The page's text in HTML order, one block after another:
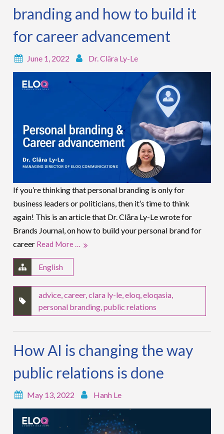
branding and how to build it
for career advancement
June 1, 2022 Dr. Clāra Ly-Le
If you’re thinking that personal branding is only for
business leaders or politicians, then it’s time to think
again! This is an article that Dr. Clāra Ly-Le wrote for
Brands Journal, on how to build your personal brand for
career Read More …
English
advice,career,clara ly-le,eloq,eloqasia,
personal branding,public relations
How AI is changing the way
public relations is done
May 13, 2022 Hanh Le